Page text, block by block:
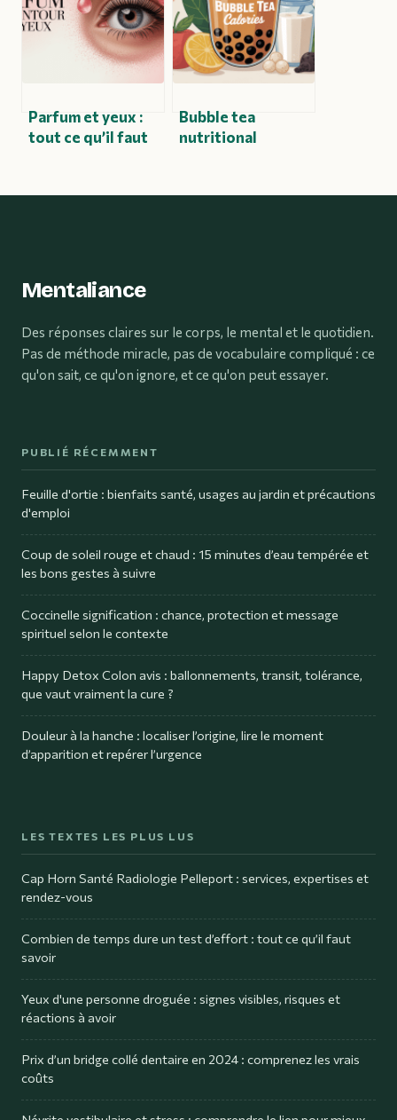
conseils bien-être
expertises et
rendez-vous
Parfum et yeux :
tout ce qu’il faut
Bubble tea
nutritional
savoir
Mentaliance
Des réponses claires sur le corps, le mental et le quotidien.
Pas de méthode miracle, pas de vocabulaire compliqué : ce
qu'on sait, ce qu'on ignore, et ce qu'on peut essayer.
PUBLIÉ RÉCEMMENT
Feuille d'ortie : bienfaits santé, usages au jardin et précautions
d'emploi
Coup de soleil rouge et chaud : 15 minutes d’eau tempérée et
les bons gestes à suivre
Coccinelle signification : chance, protection et message
spirituel selon le contexte
Happy Detox Colon avis : ballonnements, transit, tolérance,
que vaut vraiment la cure ?
Douleur à la hanche : localiser l’origine, lire le moment
d’apparition et repérer l’urgence
LES TEXTES LES PLUS LUS
Cap Horn Santé Radiologie Pelleport : services, expertises et
rendez-vous
Combien de temps dure un test d’effort : tout ce qu’il faut
savoir
Yeux d'une personne droguée : signes visibles, risques et
réactions à avoir
Prix d’un bridge collé dentaire en 2024 : comprenez les vrais
coûts